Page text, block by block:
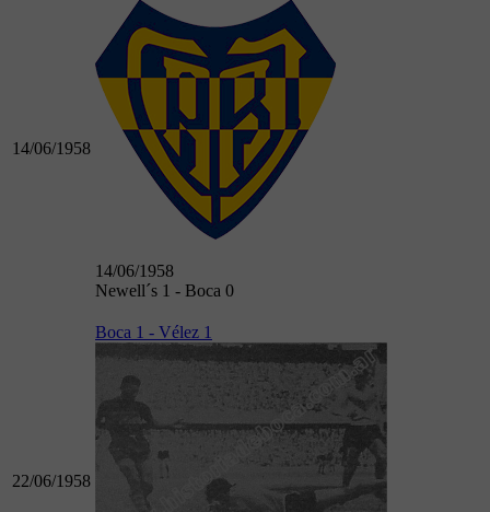
14/06/1958
14/06/1958
Newell´s 1 - Boca 0
22/06/1958
Boca 1 - Vélez 1